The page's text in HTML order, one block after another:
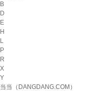
B
D
E
H
L
P
R
X
Y
当当（DANGDANG.COM）